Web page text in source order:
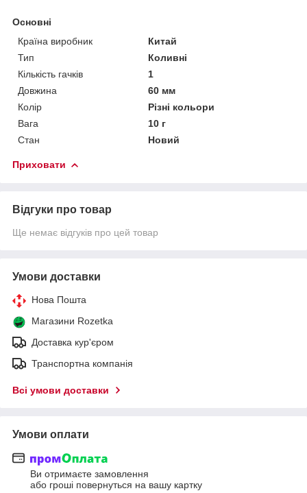
Основні
Країна виробник
Китай
Тип
Коливні
Кількість гачків
1
Довжина
60 мм
Колір
Різні кольори
Вага
10 г
Стан
Новий
Приховати
Відгуки про товар
Ще немає відгуків про цей товар
Умови доставки
Нова Пошта
Магазини Rozetka
Доставка кур'єром
Транспортна компанія
Всі умови доставки
Умови оплати
Ви отримаєте замовлення
або гроші повернуться на вашу картку